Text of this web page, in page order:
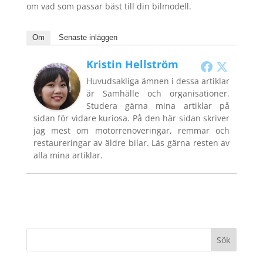
om vad som passar bäst till din bilmodell.
Om Senaste inläggen
Kristin Hellström
Huvudsakliga ämnen i dessa artiklar
är Samhälle och organisationer.
Studera gärna mina artiklar på
sidan för vidare kuriosa. På den här sidan skriver
jag mest om motorrenoveringar, remmar och
restaureringar av äldre bilar. Läs gärna resten av
alla mina artiklar.